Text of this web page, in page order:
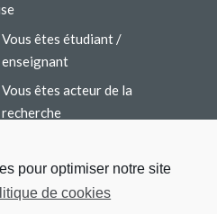
pour optimiser notre site
de cookies
Vous êtes étudiant /
enseignant
Vous êtes acteur de la
recherche